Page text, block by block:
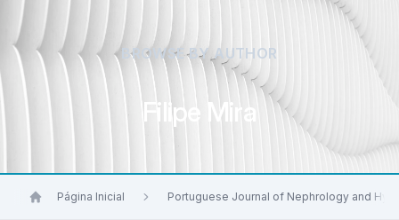
BROWSE BY AUTHOR
Filipe Mira
Página Inicial Portuguese Journal of Nephrology and